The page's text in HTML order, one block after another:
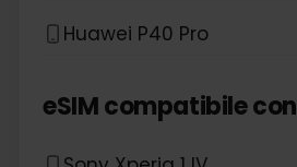
Huawei P40 Pro
eSIM compatibile con